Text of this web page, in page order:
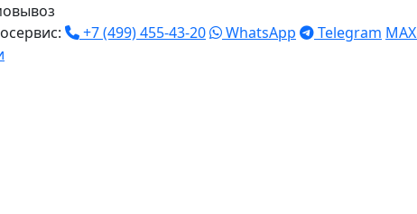
+7 (499) 455-43-20 WhatsApp Telegram MAX